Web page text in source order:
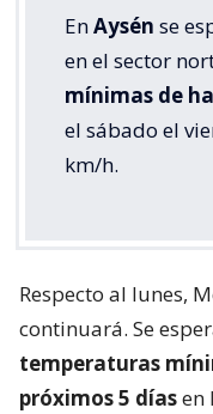
EnAysén se
en el sector
mínimas de
el sábado el
km/h.
Respecto al lunes,
continuará. Se
temperaturas
próximos 5 díasen